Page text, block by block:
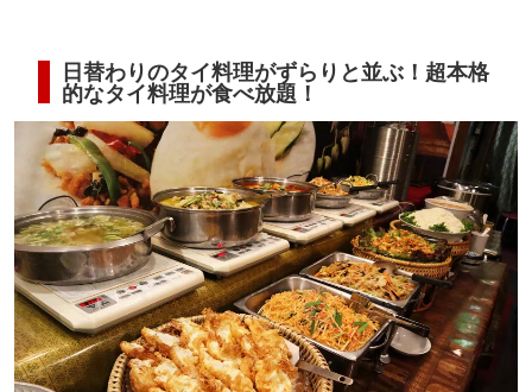
日替わりのタイ料理がずらりと並ぶ！超本格
的なタイ料理が食べ放題！